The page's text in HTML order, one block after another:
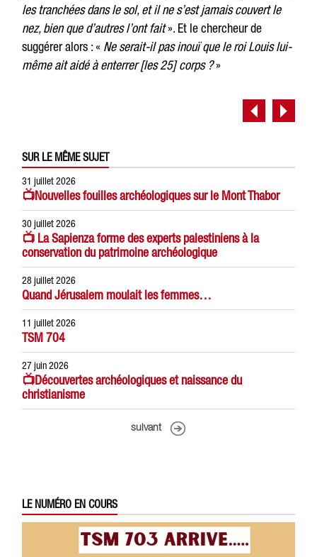
les tranchées dans le sol, et il ne s’est jamais couvert le
nez, bien que d’autres l’ont fait». Et le chercheur de
suggérer alors : « Ne serait-il pas inouï que le roi Louis lui-
même ait aidé à enterrer [les 25] corps ?»
SUR LE MÊME SUJET
31 juillet 2026
📺Nouvelles fouilles archéologiques sur le Mont Thabor
30 juillet 2026
📺 La Sapienza forme des experts palestiniens à la
conservation du patrimoine archéologique
28 juillet 2026
Quand Jérusalem moulait les femmes…
11 juillet 2026
TSM 704
27 juin 2026
📺Découvertes archéologiques et naissance du
christianisme
suivant
LE NUMÉRO EN COURS